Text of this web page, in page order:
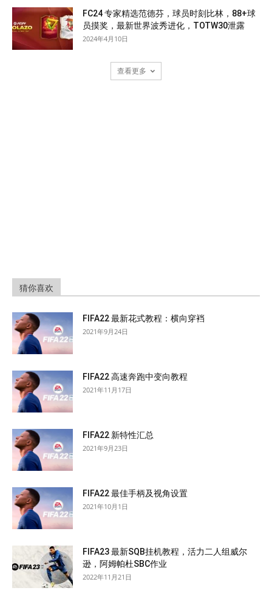
FC24 专家精选范德芬，球员时刻比林，88+球
员摸奖，最新世界波秀进化，TOTW30泄露
2024年4月10日
查看更多
猜你喜欢
FIFA22 最新花式教程：横向穿裆
2021年9月24日
FIFA22 高速奔跑中变向教程
2021年11月17日
FIFA22 新特性汇总
2021年9月23日
FIFA22 最佳手柄及视角设置
2021年10月1日
FIFA23 最新SQB挂机教程，活力二人组威尔
逊，阿姆帕杜SBC作业
2022年11月21日